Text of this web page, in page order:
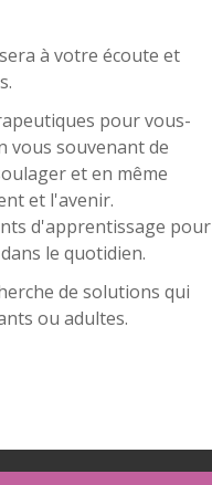
à votre écoute et
pour vous-
vous souvenant de
et en même
et l'avenir.
d'apprentissage pour
le quotidien.
de solutions qui
ou adultes.